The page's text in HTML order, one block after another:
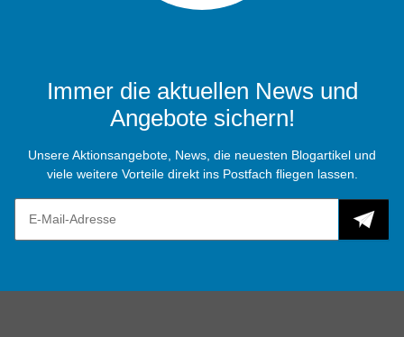
Immer die aktuellen News und
Angebote sichern!
Unsere Aktionsangebote, News, die neuesten Blogartikel und
viele weitere Vorteile direkt ins Postfach fliegen lassen.